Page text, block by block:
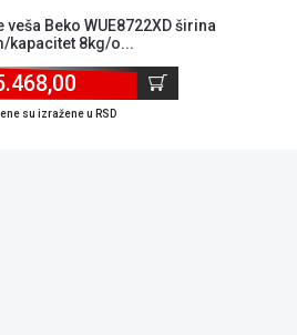
Beko WUE8722XD širina
kapacitet 8kg/o...
su izražene u RSD